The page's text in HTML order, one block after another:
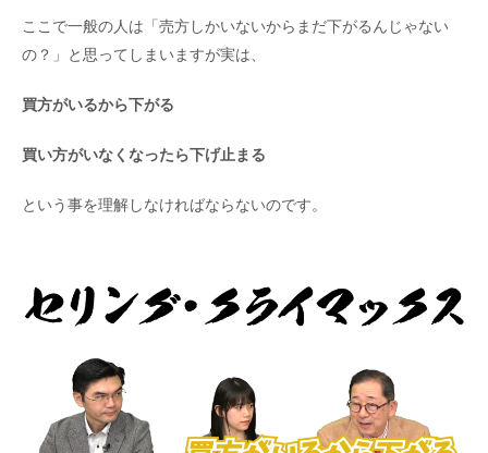
ここで一般の人は「売方しかいないからまだ下がるんじゃない
の？」と思ってしまいますが実は、
買方がいるから下がる
買い方がいなくなったら下げ止まる
という事を理解しなければならないのです。